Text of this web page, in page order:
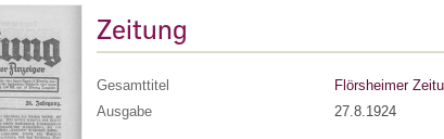
Zeitung
Gesamttitel
Flörsheimer
Ausgabe
27.8.1924